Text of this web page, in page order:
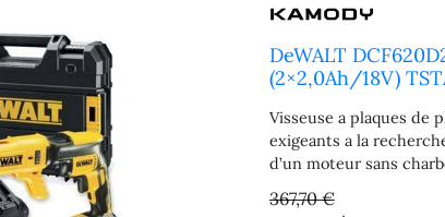
DeWALT
(2×2,0Ah/18V)
Visseuse a plaques de
exigeants a la
d’un moteur sans
et précis. Son design
367,70 €